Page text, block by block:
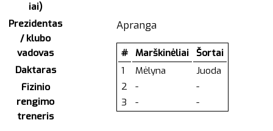
iai)
Prezidentas
/ klubo
vadovas
Daktaras
Fizinio
rengimo
treneris
Apranga
# Marškinėliai Šortai
1
Mėlyna
Juoda
2
-
-
3
- -